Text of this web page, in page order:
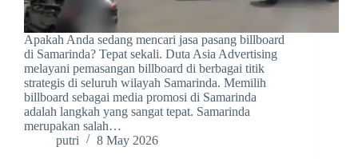
Apakah Anda sedang mencari jasa pasang billboard
di Samarinda? Tepat sekali. Duta Asia Advertising
melayani pemasangan billboard di berbagai titik
strategis di seluruh wilayah Samarinda. Memilih
billboard sebagai media promosi di Samarinda
adalah langkah yang sangat tepat. Samarinda
merupakan salah…
putri
8 May 2026